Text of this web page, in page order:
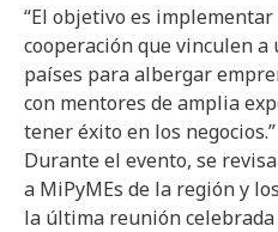
“El objetivo es implementar
cooperación que vinculen a
países para albergar
con mentores de amplia
tener éxito en los negocios.”
Durante el evento, se
a MiPyMEs de la región y
la última reunión